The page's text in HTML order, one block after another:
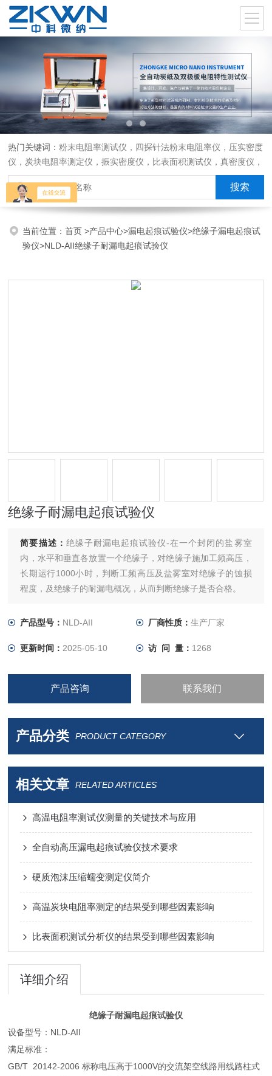
热门关键词：粉末电阻率测试仪，四探针法粉末电阻率仪，压实密度
仪，炭块电阻率测定仪，振实密度仪，比表面积测试仪，真密度仪，
炭块热膨胀仪，炭块透气率仪，炭块二氧化碳反应测定仪
当前位置：首页>产品中心>漏电起痕试验仪>绝缘子漏电起痕试
验仪>NLD-AII绝缘子耐漏电起痕试验仪
绝缘子耐漏电起痕试验仪
简要描述： 绝缘子耐漏电起痕试验仪-在一个封闭的盐雾室
内，水平和垂直各放置一个绝缘子，对绝缘子施加工频高压，
长期运行1000小时，判断工频高压及盐雾室对绝缘子的蚀损
程度，及绝缘子的耐漏电概况，从而判断绝缘子是否合格。
产品型号： NLD-AII 厂商性质： 生产厂家
更新时间： 2025-05-10 访 问 量： 1268
产品咨询 联系我们
产品分类 PRODUCT CATEGORY
相关文章 RELATED ARTICLES
高温电阻率测试仪测量的关键技术与应用
全自动高压漏电起痕试验仪技术要求
硬质泡沫压缩蠕变测定仪简介
高温炭块电阻率测定的结果受到哪些因素影响
比表面积测试分析仪的结果受到哪些因素影响
详细介绍
绝缘子耐漏电起痕试验仪
设备型号：NLD-AII
满足标准：
GB/T 20142-2006 标称电压高于1000V的交流架空线路用线路柱式